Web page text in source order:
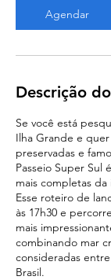
Agendar
Descrição
Se você está
Ilha Grande e
preservadas e
Passeio Super Sul
mais completas da
Esse roteiro de
às 17h30 e
mais
combinando mar
consideradas
Brasil.